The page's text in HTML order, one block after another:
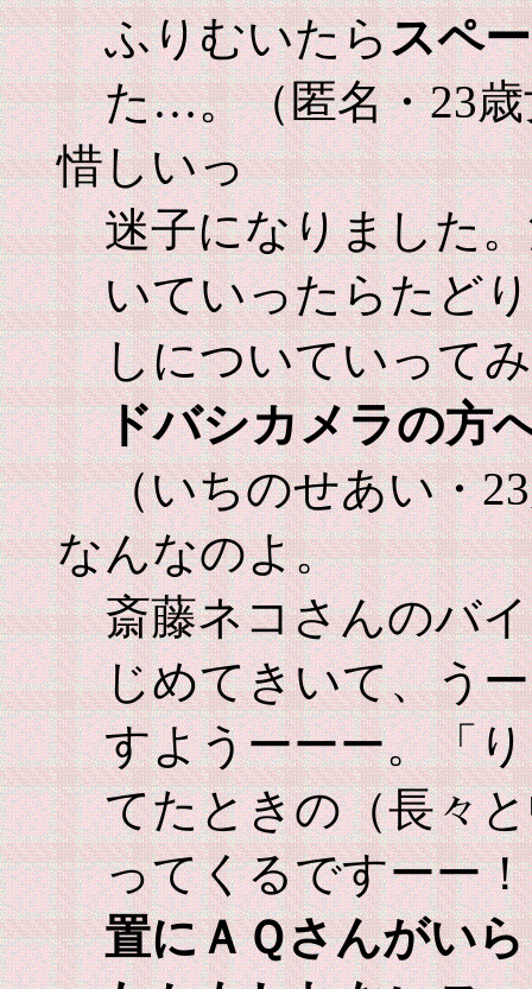
ふりむいたらスペ
た…。（匿名・23
惜しいっ
迷子になりました
いていったらたど
しについていって
ドバシカメラの方
（いちのせあい・
なんなのよ。
斎藤ネコさんのバ
じめてきいて、う
すようーーー。「
てたときの（長々
ってくるですーー
置にＡＱさんがい